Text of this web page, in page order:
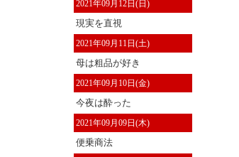
2021年09月12日(日)
現実を直視
2021年09月11日(土)
母は粗品が好き
2021年09月10日(金)
今夜は酔った
2021年09月09日(木)
便乗商法